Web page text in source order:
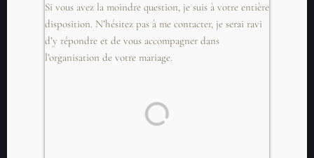
Si vous avez la moindre question, je suis à votre entière
disposition. N’hésitez pas à me contacter, je serai ravi
d’y répondre et de vous accompagner dans
l’organisation de votre mariage.